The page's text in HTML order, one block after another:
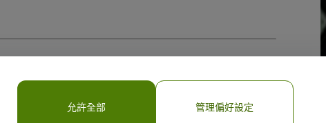
允許全部 管理偏好設定